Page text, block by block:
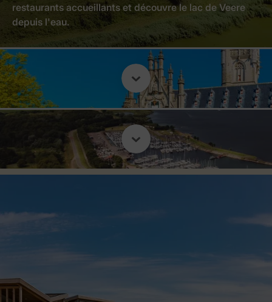
restaurants accueillants et découvre le lac de Veere
depuis l'eau.